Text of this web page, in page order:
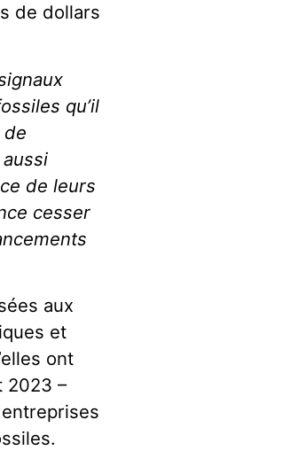
de dollars
qu’il
de
de leurs
cesser
aux
et
ont
2023 –